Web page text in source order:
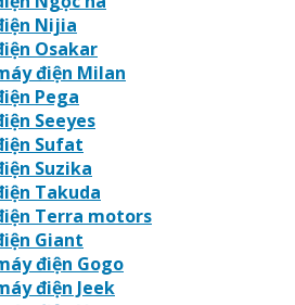
Nijia
Osakar
điện Milan
Pega
Seeyes
Sufat
Suzika
Takuda
Terra motors
Giant
điện Gogo
điện Jeek